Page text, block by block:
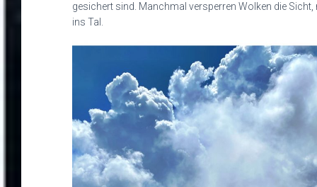
gesichert sind. Manchmal versperren Wolken die
ins Tal.